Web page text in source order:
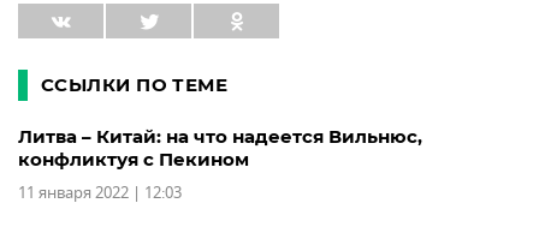
ССЫЛКИ ПО ТЕМЕ
Литва – Китай: на что надеется Вильнюс,
конфликтуя с Пекином
11 января 2022 | 12:03